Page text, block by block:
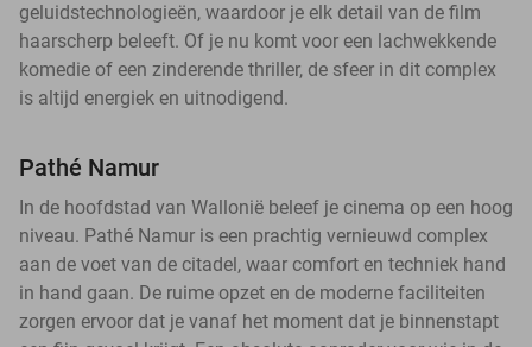
geluidstechnologieën, waardoor je elk detail van de film
haarscherp beleeft. Of je nu komt voor een lachwekkende
komedie of een zinderende thriller, de sfeer in dit complex
is altijd energiek en uitnodigend.
Pathé Namur
In de hoofdstad van Wallonië beleef je cinema op een hoog
niveau. Pathé Namur is een prachtig vernieuwd complex
aan de voet van de citadel, waar comfort en techniek hand
in hand gaan. De ruime opzet en de moderne faciliteiten
zorgen ervoor dat je vanaf het moment dat je binnenstapt